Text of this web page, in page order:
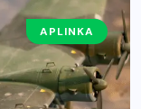
APLINKA